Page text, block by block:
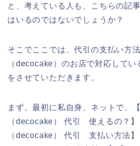
と、考えている人も、こちらの記
はいるのではないでしょうか？
そこでここでは、代引の支払い方
（decocake）のお店で対応してい
をさせていただきます。
まず、最初に私自身、ネットで、
（decocake） 代引 使えるの？】
（decocake） 代引 支払い方法】